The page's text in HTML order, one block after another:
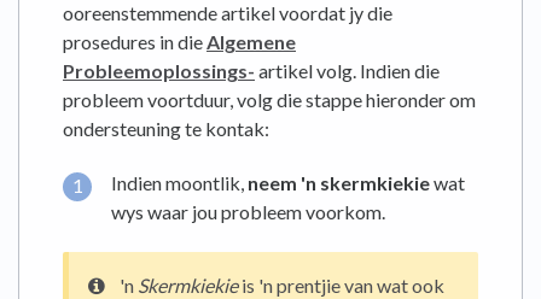
ooreenstemmende artikel voordat jy die
prosedures in dieAlgemene
Probleemoplossings- artikel volg. Indien die
probleem voortduur, volg die stappe hieronder om
ondersteuning te kontak:
Indien moontlik, neem 'n skermkiekiewat
wys waar jou probleem voorkom.
'n Skermkiekieis 'n prentjie van wat ook